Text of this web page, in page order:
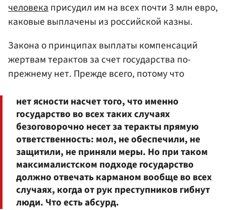
человекаприсудил им на всех почти 3 млн евро,
каковые выплачены из российской казны.
Закона о принципах выплаты компенсаций
жертвам терактов за счет государства по-
прежнему нет. Прежде всего, потому что
нет ясности насчет того, что именно
государство во всех таких случаях
безоговорочно несет за теракты прямую
ответственность: мол, не обеспечили, не
защитили, не приняли меры. Но при таком
максималистском подходе государство
должно отвечать карманом вообще во всех
случаях, когда от рук преступников гибнут
люди. Что есть абсурд.